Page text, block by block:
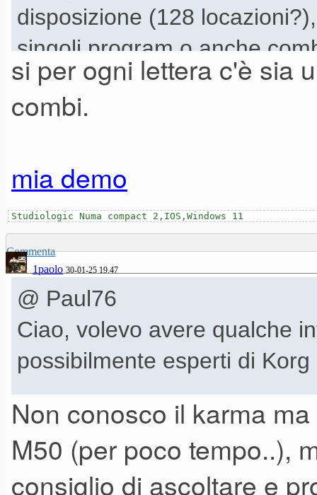
disposizione (128
singoli program o anche
si per ogni lettera c'è sia
combi.
mia demo
Studiologic Numa compact 2,IOS,Windows 11
Commenta
1paolo 30-01-25 19.47
@ Paul76
Ciao, volevo avere qualche
possibilmente esperti di Korg
Da quando ho sentito varie
dalla sua incredibile resa
quel caso ha influito non
Non conosco il karma
M50 (per poco tempo..),
consiglio di ascoltare e